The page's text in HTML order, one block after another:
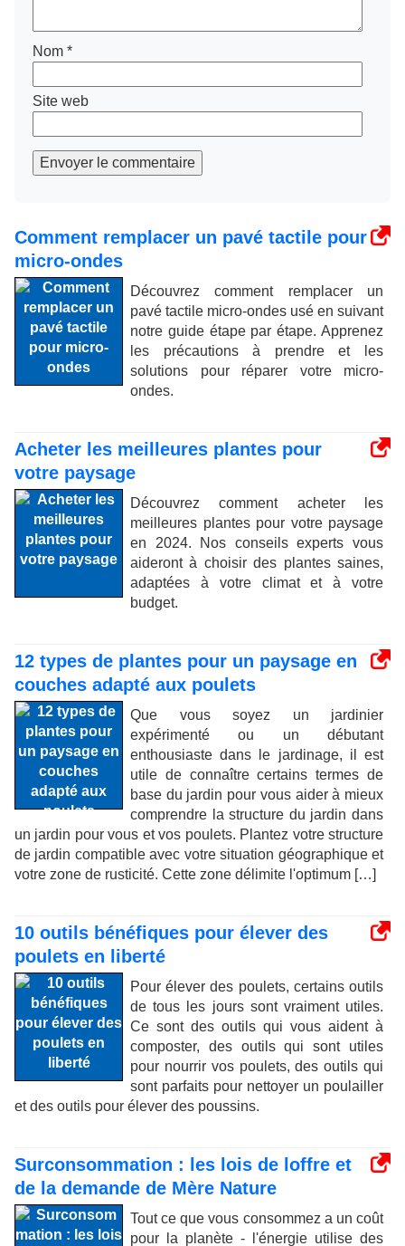
Nom *
Site web
Envoyer le commentaire
Comment remplacer un pavé tactile pour
micro-ondes
Découvrez comment remplacer un
pavé tactile micro-ondes usé en suivant
notre guide étape par étape. Apprenez
les précautions à prendre et les
solutions pour réparer votre micro-
ondes.
Acheter les meilleures plantes pour
votre paysage
Découvrez comment acheter les
meilleures plantes pour votre paysage
en 2024. Nos conseils experts vous
aideront à choisir des plantes saines,
adaptées à votre climat et à votre
budget.
12 types de plantes pour un paysage en
couches adapté aux poulets
Que vous soyez un jardinier
expérimenté ou un débutant
enthousiaste dans le jardinage, il est
utile de connaître certains termes de
base du jardin pour vous aider à mieux
comprendre la structure du jardin dans
un jardin pour vous et vos poulets. Plantez votre structure
de jardin compatible avec votre situation géographique et
votre zone de rusticité. Cette zone délimite l'optimum […]
10 outils bénéfiques pour élever des
poulets en liberté
Pour élever des poulets, certains outils
de tous les jours sont vraiment utiles.
Ce sont des outils qui vous aident à
composter, des outils qui sont utiles
pour nourrir vos poulets, des outils qui
sont parfaits pour nettoyer un poulailler
et des outils pour élever des poussins.
Surconsommation : les lois de loffre et
de la demande de Mère Nature
Tout ce que vous consommez a un coût
pour la planète - l'énergie utilise des